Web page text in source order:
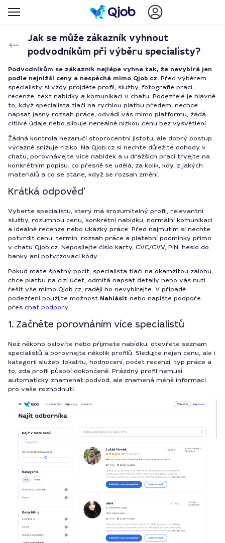
Jak se může zákazník vyhnout
podvodníkům při výběru specialisty?
Podvodníkům se zákazník nejlépe vyhne tak, že nevybírá jen
podle nejnižší ceny a nespěchá mimo Qjob.cz. Před výběrem
specialisty si vždy projděte profil, služby, fotografie prací,
recenze, text nabídky a komunikaci v chatu. Podezřelé je hlavně
to, když specialista tlačí na rychlou platbu předem, nechce
napsat jasný rozsah práce, odvádí vás mimo platformu, žádá
citlivé údaje nebo slibuje nereálně nízkou cenu bez vysvětlení.
Žádná kontrola nezaručí stoprocentní jistotu, ale dobrý postup
výrazně snižuje riziko. Na Qjob.cz si nechte důležité dohody v
chatu, porovnávejte více nabídek a u dražších prací trvejte na
konkrétním popisu: co přesně se udělá, za kolik, kdy, z jakých
materiálů a co se stane, když se rozsah změní.
Krátká odpověď
Vyberte specialistu, který má srozumitelný profil, relevantní
služby, rozumnou cenu, konkrétní nabídku, normální komunikaci
a ideálně recenze nebo ukázky práce. Před najmutím si nechte
potvrdit cenu, termín, rozsah práce a platební podmínky přímo
v chatu Qjob.cz. Neposílejte číslo karty, CVC/CVV, PIN, heslo do
banky ani potvrzovací kódy.
Pokud máte špatný pocit, specialista tlačí na okamžitou zálohu,
chce platbu na cizí účet, odmítá napsat detaily nebo vás nutí
řešit vše mimo Qjob.cz, raději ho nevybírejte. V případě
podezření použijte možnost Nahlásit nebo napište podpoře
přes chat podpory.
1. Začněte porovnáním více specialistů
Než někoho oslovíte nebo přijmete nabídku, otevřete seznam
specialistů a porovnejte několik profilů. Sledujte nejen cenu, ale i
kategorii služeb, lokalitu, hodnocení, počet recenzí, typ práce a
to, zda profil působí dokončeně. Prázdný profil nemusí
automaticky znamenat podvod, ale znamená méně informací
pro vaše rozhodnutí.